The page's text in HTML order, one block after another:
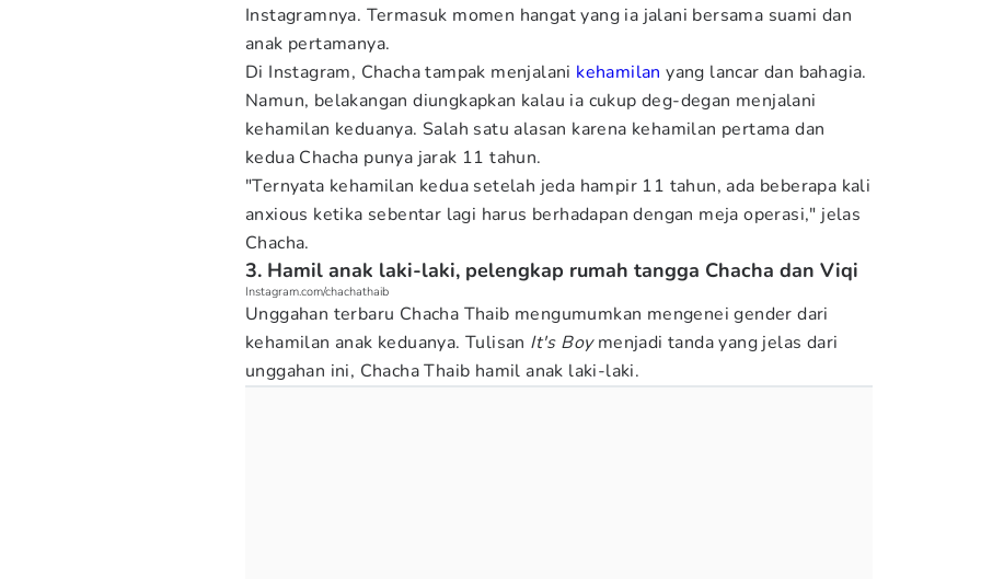
Instagramnya. Termasuk momen hangat yang ia jalani bersama suami dan
anak pertamanya.
Di Instagram, Chacha tampak menjalani kehamilan yang lancar dan bahagia.
Namun, belakangan diungkapkan kalau ia cukup deg-degan menjalani
kehamilan keduanya. Salah satu alasan karena kehamilan pertama dan
kedua Chacha punya jarak 11 tahun.
"Ternyata kehamilan kedua setelah jeda hampir 11 tahun, ada beberapa kali
anxious ketika sebentar lagi harus berhadapan dengan meja operasi," jelas
Chacha.
3. Hamil anak laki-laki, pelengkap rumah tangga Chacha dan Viqi
Instagram.com/chachathaib
Unggahan terbaru Chacha Thaib mengumumkan mengenei gender dari
kehamilan anak keduanya. Tulisan It's Boymenjadi tanda yang jelas dari
unggahan ini, Chacha Thaib hamil anak laki-laki.